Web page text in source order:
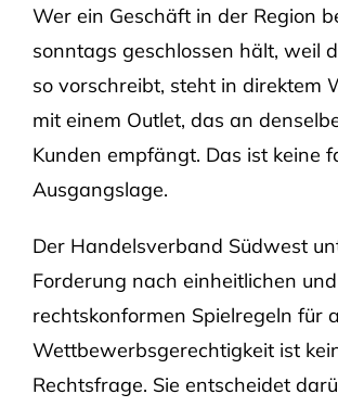
Wer ein Geschäft in der Region
sonntags geschlossen hält, weil
so vorschreibt, steht in direktem
mit einem Outlet, das an
Kunden empfängt. Das ist keine
Ausgangslage.
Der Handelsverband Südwest
Forderung nach einheitlichen und
rechtskonformen Spielregeln für
Wettbewerbsgerechtigkeit ist
Rechtsfrage. Sie entscheidet